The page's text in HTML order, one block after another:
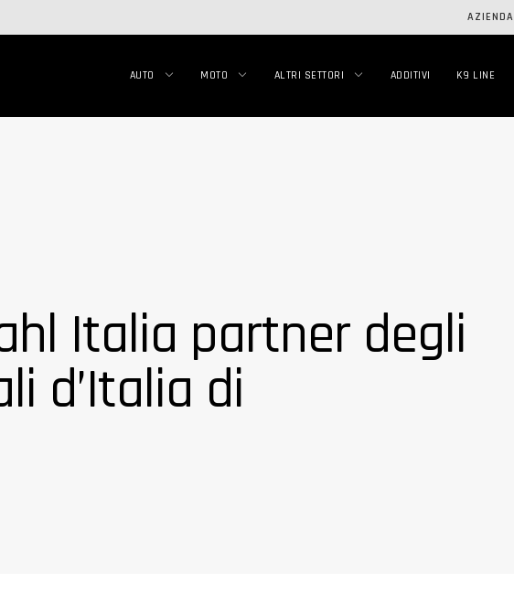
AZIENDA
AUTO MOTO ALTRI SETTORI ADDITIVI K9 LINE
Italia partner degli
d’Italia di